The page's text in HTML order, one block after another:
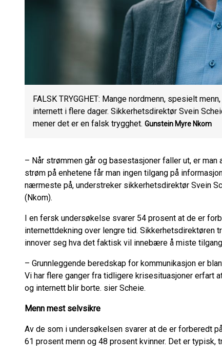
FALSK TRYGGHET: Mange nordmenn, spesielt
internett i flere dager. Sikkerhetsdirektør Svein
mener det er en falsk trygghet. Gunstein Myre Nkom
– Når strømmen går og basestasjoner faller ut, er man
strøm på enhetene får man ingen tilgang på
nærmeste på, understreker sikkerhetsdirektør Svein
(Nkom).
I en fersk undersøkelse svarer 54 prosent at de er
internettdekning over lengre tid. Sikkerhetsdirektøren
innover seg hva det faktisk vil innebære å miste
– Grunnleggende beredskap for kommunikasjon er
Vi har flere ganger fra tidligere krisesituasjoner erfart
og internett blir borte. sier Scheie.
Menn mest selvsikre
Av de som i undersøkelsen svarer at de er forberedt
61 prosent menn og 48 prosent kvinner. Det er typisk,